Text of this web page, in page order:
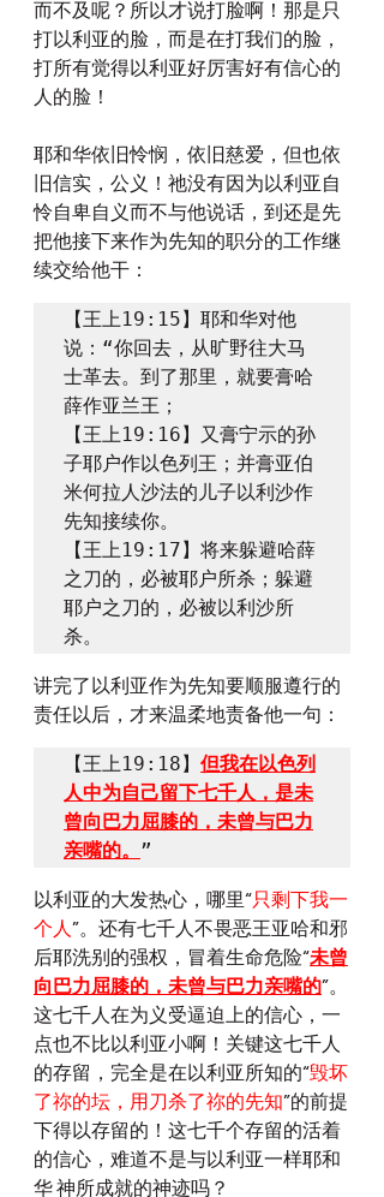
而不及呢？所以才说打脸啊！那是只
打以利亚的脸，而是在打我们的脸，
打所有觉得以利亚好厉害好有信心的
人的脸！
耶和华依旧怜悯，依旧慈爱，但也依
旧信实，公义！祂没有因为以利亚自
怜自卑自义而不与他说话，到还是先
把他接下来作为先知的职分的工作继
续交给他干：
【王上19:15】耶和华对他
说：“你回去，从旷野往大马
士革去。到了那里，就要膏哈
薛作亚兰王；
【王上19:16】又膏宁示的孙
子耶户作以色列王；并膏亚伯
米何拉人沙法的儿子以利沙作
先知接续你。
【王上19:17】将来躲避哈薛
之刀的，必被耶户所杀；躲避
耶户之刀的，必被以利沙所
杀。
讲完了以利亚作为先知要顺服遵行的
责任以后，才来温柔地责备他一句：
【王上19:18】 但我在以色列
人中为自己留下七千人，是未
曾向巴力屈膝的，未曾与巴力
亲嘴的。 ”
以利亚的大发热心，哪里“只剩下我一
个人 ”。还有七千人不畏恶王亚哈和邪
后耶洗别的强权，冒着生命危险“未曾
向巴力屈膝的，未曾与巴力亲嘴的”。
这七千人在为义受逼迫上的信心，一
点也不比以利亚小啊！关键这七千人
的存留，完全是在以利亚所知的“毁坏
了祢的坛，用刀杀了祢的先知”的前提
下得以存留的！这七千个存留的活着
的信心，难道不是与以利亚一样耶和
华 神所成就的神迹吗？